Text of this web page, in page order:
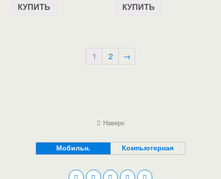
КУПИТЬ КУПИТЬ
1 2 →
Наверх
Мобильн. Компьютерная